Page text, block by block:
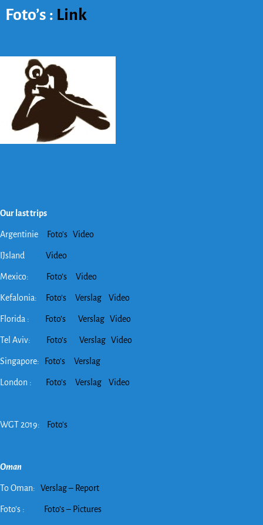
Foto’s : Link
Our last trips
Argentinie Foto’s Video
IJsland Video
Mexico: Foto’s Video
Kefalonia: Foto’s Verslag Video
Florida : Foto’s Verslag Video
Tel Aviv: Foto’s Verslag Video
Singapore: Foto’s Verslag
London : Foto’s Verslag Video
WGT 2019: Foto’s
Oman
To Oman: Verslag – Report
Foto’s : Foto’s – Pictures